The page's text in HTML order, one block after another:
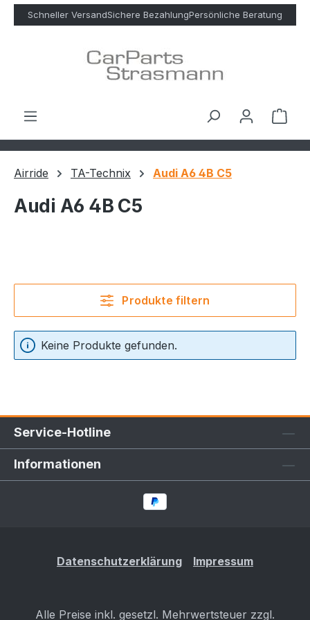
Zum Hauptinhalt springen
Schneller VersandSichere BezahlungPersönliche Beratung
Airride TA-Technix Audi A6 4B C5
Audi A6 4B C5
Produkte filtern
Keine Produkte gefunden.
Service-Hotline
Informationen
Datenschutzerklärung Impressum
Alle Preise inkl. gesetzl. Mehrwertsteuer zzgl.